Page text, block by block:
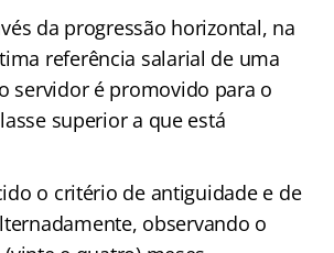
da progressão horizontal, na
referência salarial de uma
servidor é promovido para o
superior a que está
o critério de antiguidade e de
observando o